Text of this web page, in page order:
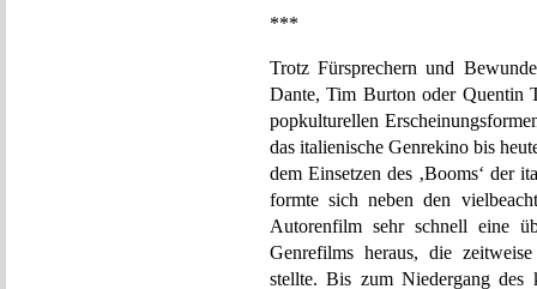
***
Trotz Fürsprechern und
Dante, Tim Burton oder Quentin
popkulturellen
das italienische Genrekino bis
dem Einsetzen des ‚Booms‘ der
formte sich neben den
Autorenfilm sehr schnell eine
Genrefilms heraus, die
stellte. Bis zum Niedergang des